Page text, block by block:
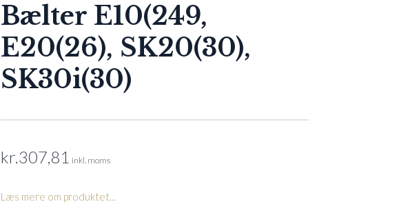
Bælter E10(249,
E20(26), SK20(30),
SK30i(30)
kr.307,81 inkl. moms
Læs mere om produktet...